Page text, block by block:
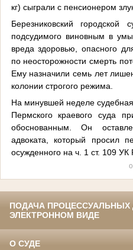
кг) сыграли с пенсионером
Березниковский
подсудимого виновным в
вреда здоровью, опасного
по неосторожности смерть
Ему назначили семь лет
колонии строгого режима.
На минувшей неделе
Пермского краевого суда
обоснованным. Он
адвоката, который просил
осужденного на ч. 1 ст. 109
ПОДАЧА ПРОЦЕССУАЛЬНЫХ
ЭЛЕКТРОННОМ ВИДЕ
О СУДЕ